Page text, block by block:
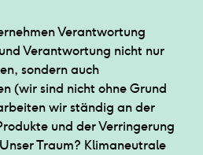
Verantwortung
Verantwortung nicht nur
sondern auch
(wir sind nicht ohne Grund
wir ständig an der
und der Verringerung
Traum? Klimaneutrale